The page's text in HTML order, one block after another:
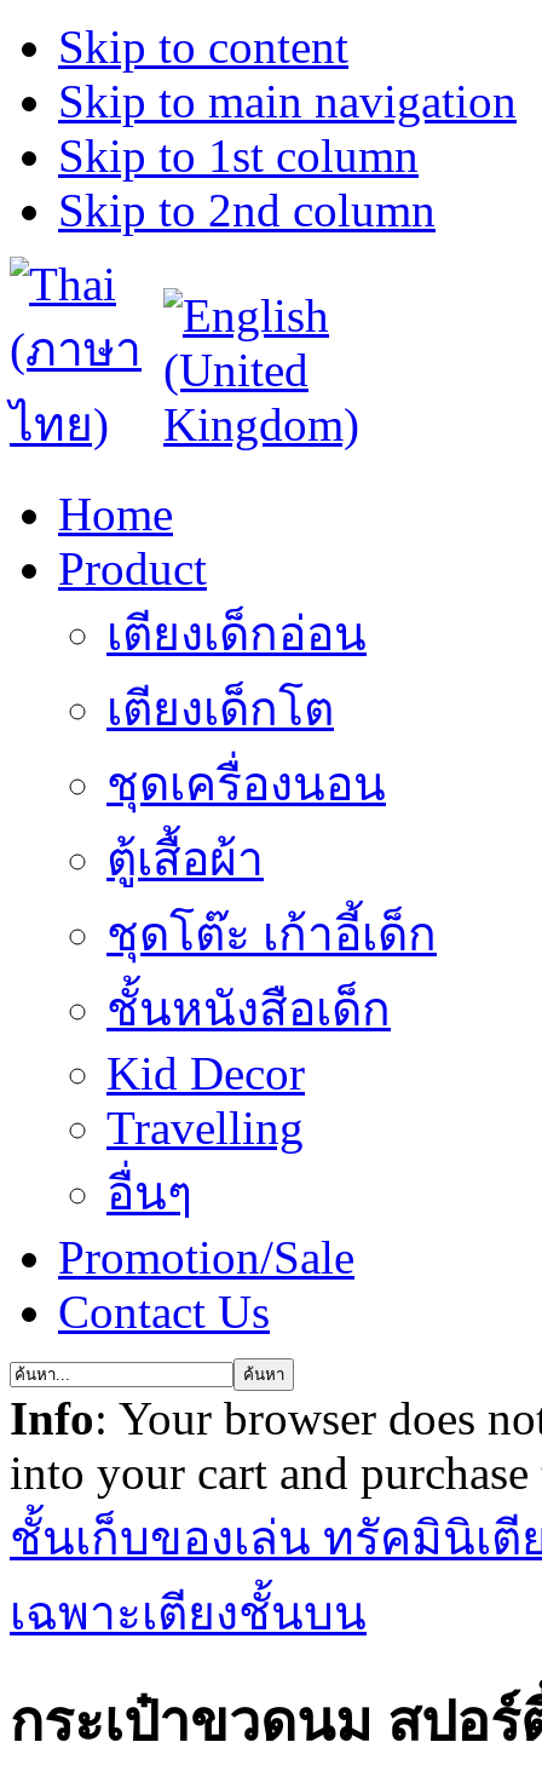
Skip to content
Skip to main navigation
Skip to 1st column
Skip to 2nd column
Home
Product
เตียงเด็กอ่อน
เตียงเด็กโต
ชุดเครื่องนอน
ตู้เสื้อผ้า
ชุดโต๊ะ เก้าอี้เด็ก
ชั้นหนังสือเด็ก
Kid Decor
Travelling
อื่นๆ
Promotion/Sale
Contact Us
Info: Your browser does
into your cart and
ชั้นเก็บของเล่น ทรัคมินิเ
เฉพาะเตียงชั้นบน
กระเป๋าขวดนม สปอ